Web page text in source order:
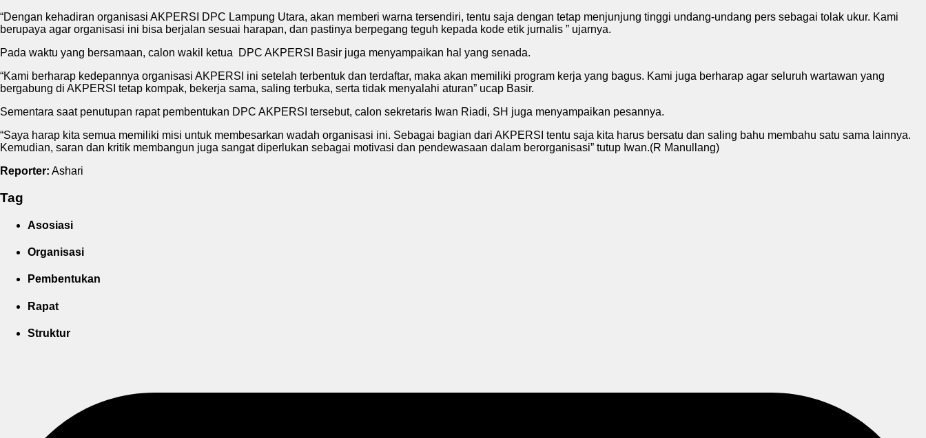
“Dengan kehadiran organisasi AKPERSI DPC Lampung Utara, akan memberi warna tersendiri, tentu saja dengan tetap menjunjung tinggi undang-undang pers sebagai tolak ukur. Kami
berupaya agar organisasi ini bisa berjalan sesuai harapan, dan pastinya berpegang teguh kepada kode etik jurnalis ” ujarnya.
Pada waktu yang bersamaan, calon wakil ketua DPC AKPERSI Basir juga menyampaikan hal yang senada.
“Kami berharap kedepannya organisasi AKPERSI ini setelah terbentuk dan terdaftar, maka akan memiliki program kerja yang bagus. Kami juga berharap agar seluruh wartawan yang
bergabung di AKPERSI tetap kompak, bekerja sama, saling terbuka, serta tidak menyalahi aturan” ucap Basir.
Sementara saat penutupan rapat pembentukan DPC AKPERSI tersebut, calon sekretaris Iwan Riadi, SH juga menyampaikan pesannya.
“Saya harap kita semua memiliki misi untuk membesarkan wadah organisasi ini. Sebagai bagian dari AKPERSI tentu saja kita harus bersatu dan saling bahu membahu satu sama lainnya.
Kemudian, saran dan kritik membangun juga sangat diperlukan sebagai motivasi dan pendewasaan dalam berorganisasi” tutup Iwan.(R Manullang)
Reporter: Ashari
Tag
Asosiasi
Organisasi
Pembentukan
Rapat
Struktur